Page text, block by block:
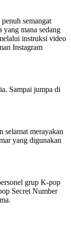
semangat
yang mana sedang
instruksi video
Instagram
Sampai jumpa di
merayakan
yang digunakan
grup K-pop
Secret Number